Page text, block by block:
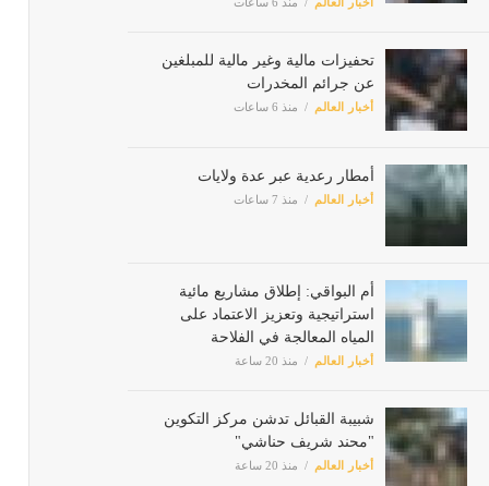
عن جرائم المخدرات
أخبار العالم
أمطار رعدية عبر عدة ولايات
أخبار العالم منذ 7 ساعات
أم البواقي: إطلاق مشاريع مائية
استراتيجية وتعزيز الاعتماد على
المياه المعالجة في الفلاحة
أخبار العالم منذ 20 ساعة
"محند شريف حناشي"
أخبار العالم